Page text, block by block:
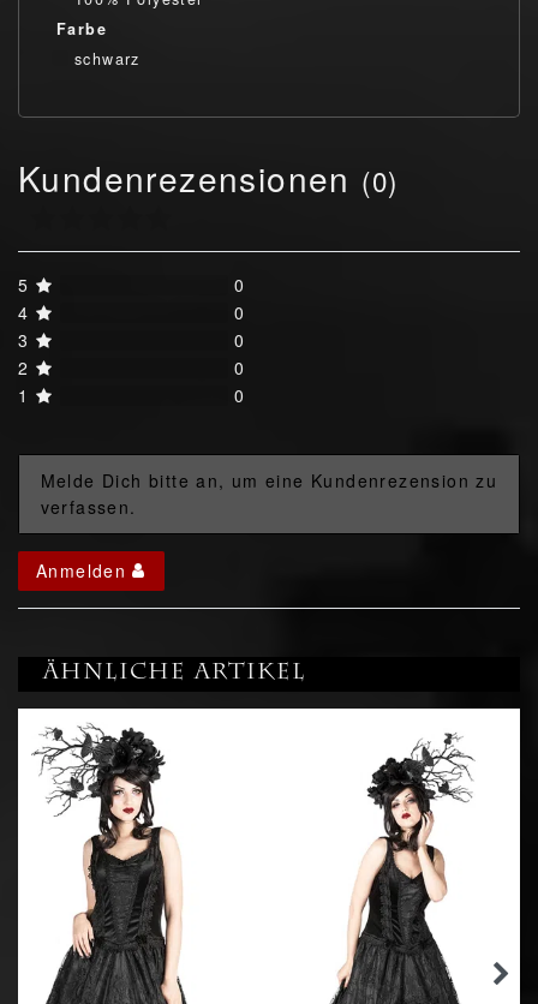
Farbe
schwarz
Kundenrezensionen (0)
5
0
4
0
3
0
2
0
1
0
Melde Dich bitte an, um eine Kundenrezension zu
verfassen.
Anmelden
Ähnliche Artikel